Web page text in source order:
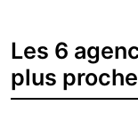
Les 6
plus